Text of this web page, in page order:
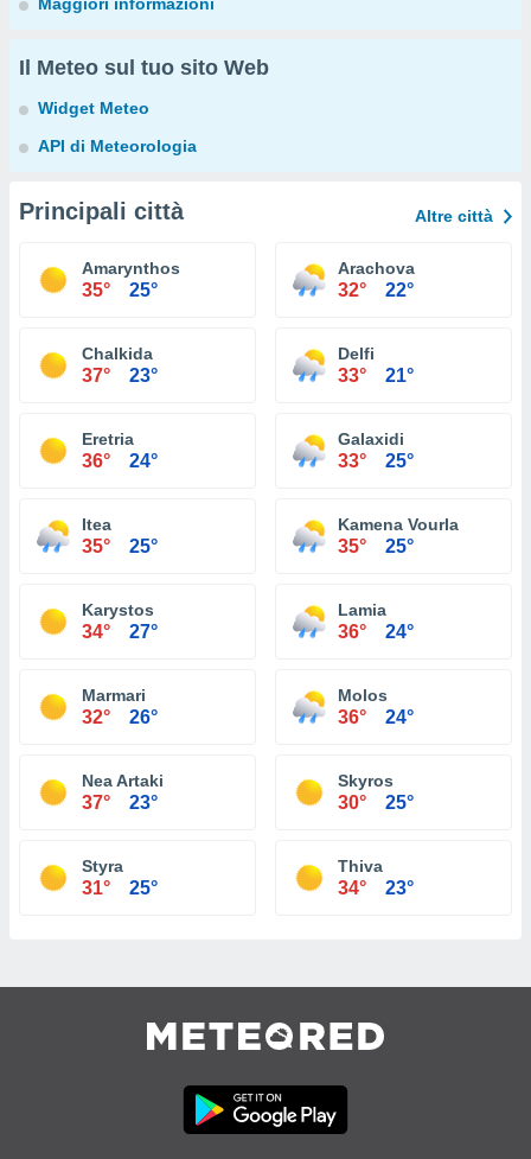
Il Meteo sul tuo sito Web
Widget Meteo
API di Meteorologia
Principali città Altre città
Amarynthos
35° 25°
Arachova
32° 22°
Chalkida
37° 23°
Delfi
33° 21°
Eretria
36° 24°
Galaxidi
33° 25°
Itea
35° 25°
Kamena Vourla
35° 25°
Karystos
34° 27°
Lamia
36° 24°
Marmari
32° 26°
Molos
36° 24°
Nea Artaki
37° 23°
Skyros
30° 25°
Styra
31° 25°
Thiva
34° 23°